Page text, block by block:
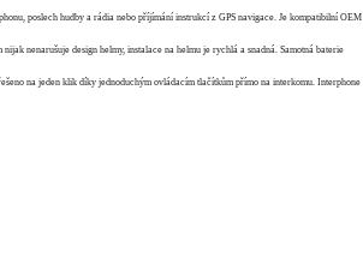
poslech hudby a rádia nebo příjímání instrukcí z GPS navigace. Je kompatibilní OEM
nenarušuje design helmy, instalace na helmu je rychlá a snadná. Samotná baterie
na jeden klik díky jednoduchým ovládacím tlačítkům přímo na interkomu. Interphone